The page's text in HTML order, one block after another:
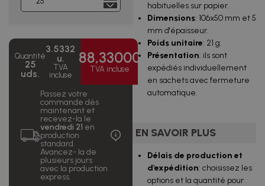
100 uds. 1,27 €/u. 127,29 €
200 uds. 1,01 €/u. 202,31 €
300 uds.0,95 €/u. 285,32 €
400 uds.0,92 €/u.368,32 €
TVA incluse
500 uds.0,83 €/u.417,45 €
TVA incluse
1000
uds.
0,74
€/u.
742,94 €
TVA
Quantité
25
uds.
3.5332
u.
TVA
incluse
88,33000
TVA incluse
Passez votre
commande dès
maintenant et
recevez-la le
vendredi 21 en
production
standard.
Avancez- la de
plusieurs jours
avec la production
express.
habituelles sur papier.
Dimensions: 106x50 mm et 5
mm d'épaisseur.
Poids unitaire: 21 g.
Présentation: ils sont
expédiés individuellement
en sachets avec fermeture
automatique.
EN SAVOIR PLUS
Délais de production et
d'expédition: choisissez les
options et la quantité pour